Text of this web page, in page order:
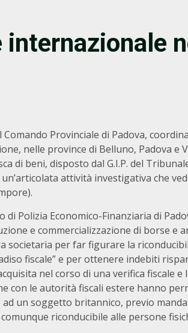
internazionale
Provinciale di Padova,
nelle province di Belluno, Padova e
di beni, disposto dal G.I.P. del
attività investigativa che
Polizia Economico-Finanziaria di
e commercializzazione di borse e
societaria per far figurare la
fiscale” e per ottenere indebiti
nel corso di una verifica fiscale
con le autorità fiscali estere hanno
un soggetto britannico, previo
riconducibile alle persone